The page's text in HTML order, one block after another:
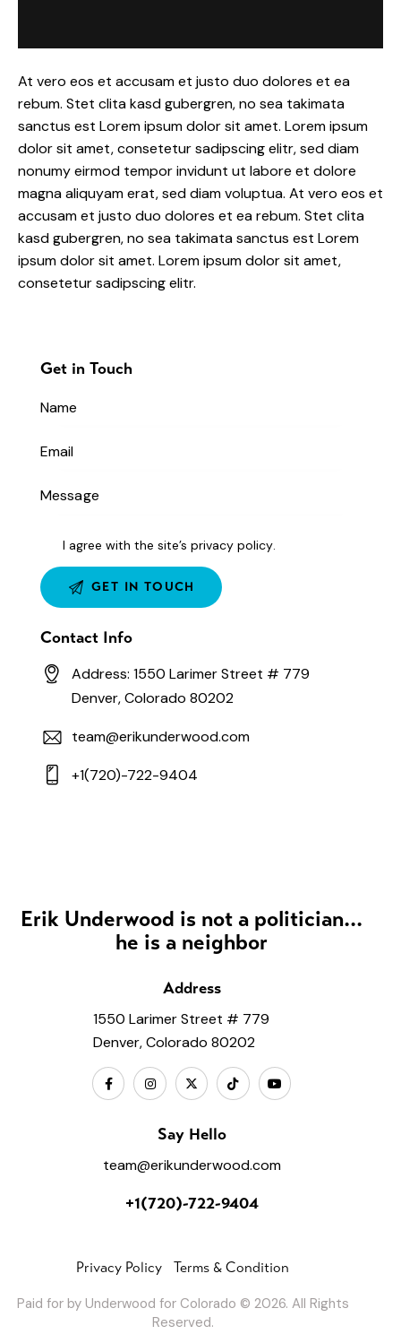
At vero eos et accusam et justo duo dolores et ea
rebum. Stet clita kasd gubergren, no sea takimata
sanctus est Lorem ipsum dolor sit amet. Lorem ipsum
dolor sit amet, consetetur sadipscing elitr, sed diam
nonumy eirmod tempor invidunt ut labore et dolore
magna aliquyam erat, sed diam voluptua. At vero eos et
accusam et justo duo dolores et ea rebum. Stet clita
kasd gubergren, no sea takimata sanctus est Lorem
ipsum dolor sit amet. Lorem ipsum dolor sit amet,
consetetur sadipscing elitr.
Get in Touch
I agree with the site’sprivacy policy.
Contact Info
Address: 1550 Larimer Street # 779
Denver, Colorado 80202
team@erikunderwood.com
+1(720)-722-9404
Erik Underwood is not a politician...
he is a neighbor
Address
1550 Larimer Street # 779
Denver, Colorado 80202
Say Hello
team@erikunderwood.com
+1(720)-722-9404
Privacy Policy Terms & Condition
Paid for by Underwood for Colorado © 2026. All Rights
Reserved.